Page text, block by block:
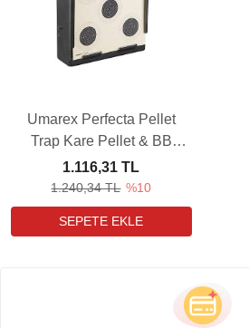
Umarex Perfecta Pellet
Trap Kare Pellet & BB
Tuzağı
1.240,34 TL %10
1.116,31 TL